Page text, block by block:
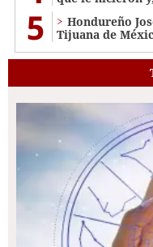
5
Hondureño
Tijuana de